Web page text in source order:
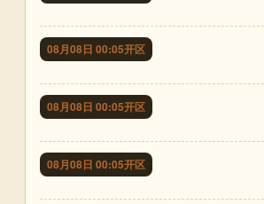
08月08日 00:05开区
08月08日 00:05开区
08月08日 00:05开区